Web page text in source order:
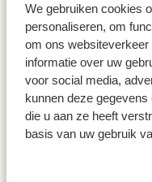
We gebruiken cookies
personaliseren, om
om ons
informatie over uw
voor social media,
kunnen deze
die u aan ze heeft
basis van uw gebruik
Minze & Honig, Bio-
Dose, 50 g
7,95